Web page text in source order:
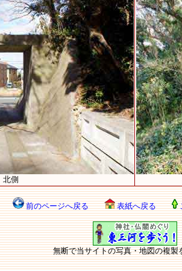
北側
前のページへ戻る 表紙へ戻る
無断で当サイトの写真・地図の複製